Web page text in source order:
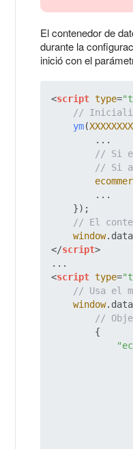
El contenedor de
durante la
inició con el
<script type=
//
ym(XXXXXXXX
        ...
// Si el
// Si
        ...
    });
// El
window.
</script>
<script type=
// Usa el
window.
//
        {